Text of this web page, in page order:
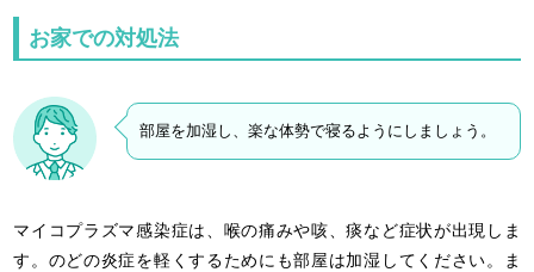
お家での対処法
部屋を加湿し、楽な体勢で寝るようにしましょう。
マイコプラズマ感染症は、喉の痛みや咳、痰など症状が出現しま
す。のどの炎症を軽くするためにも部屋は加湿してください。ま